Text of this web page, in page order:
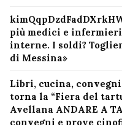
più medici e
interne. I soldi?
di Messina»
Libri, cucina,
torna la “Fiera del
Avellana ANDARE A
convegni e prove